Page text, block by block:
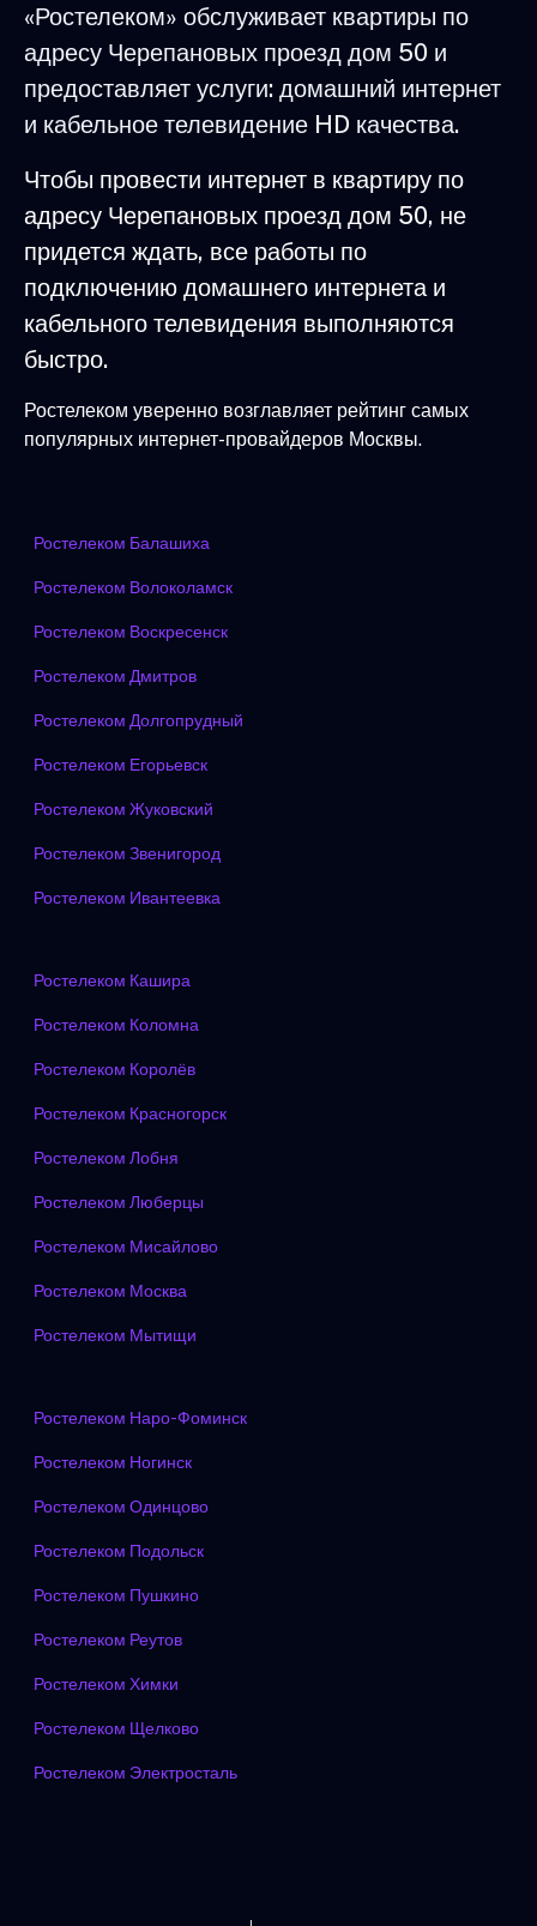
«Ростелеком» обслуживает квартиры по
адресу Черепановых проезд дом 50 и
предоставляет услуги: домашний интернет
и кабельное телевидение HD качества.
Чтобы провести интернет в квартиру по
адресу Черепановых проезд дом 50, не
придется ждать, все работы по
подключению домашнего интернета и
кабельного телевидения выполняются
быстро.
Ростелеком уверенно возглавляет рейтинг самых
популярных интернет-провайдеров Москвы.
Ростелеком Балашиха
Ростелеком Волоколамск
Ростелеком Воскресенск
Ростелеком Дмитров
Ростелеком Долгопрудный
Ростелеком Егорьевск
Ростелеком Жуковский
Ростелеком Звенигород
Ростелеком Ивантеевка
Ростелеком Кашира
Ростелеком Коломна
Ростелеком Королёв
Ростелеком Красногорск
Ростелеком Лобня
Ростелеком Люберцы
Ростелеком Мисайлово
Ростелеком Москва
Ростелеком Мытищи
Ростелеком Наро-Фоминск
Ростелеком Ногинск
Ростелеком Одинцово
Ростелеком Подольск
Ростелеком Пушкино
Ростелеком Реутов
Ростелеком Химки
Ростелеком Щелково
Ростелеком Электросталь